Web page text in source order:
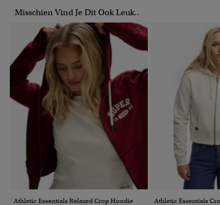
Misschien Vind Je Dit Ook Leuk..
Athletic Essentials Relaxed Crop Hoodie Athletic Essentials